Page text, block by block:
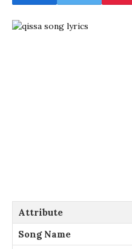
Attribute
Song Name